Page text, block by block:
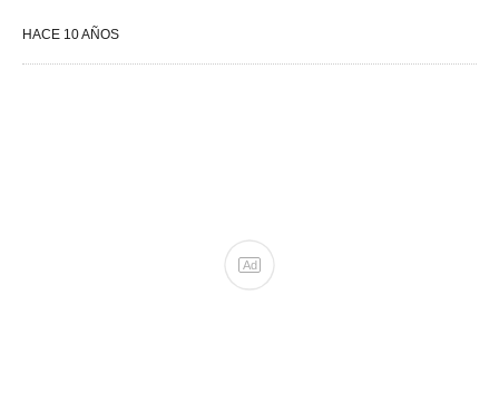
HACE 10 AÑOS